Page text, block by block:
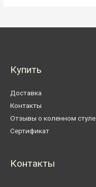
Купить
Доставка
Контакты
Отзывы о коленном стуле
Сертификат
Контакты